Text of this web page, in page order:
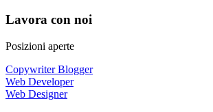
Lavora con noi
Posizioni aperte
Copywriter Blogger
Web Developer
Web Designer